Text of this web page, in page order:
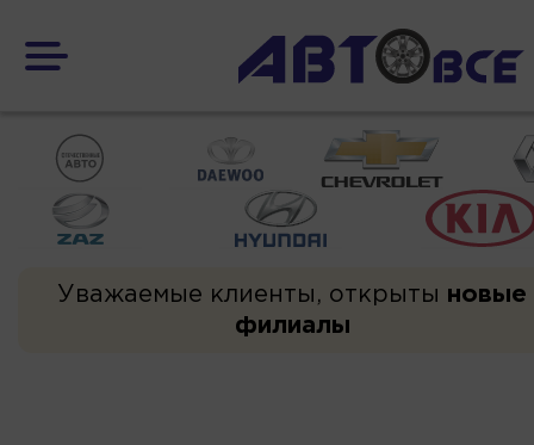
Уважаемые клиенты, открыты новые
филиалы